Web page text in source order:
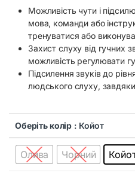
Можливість чути і
мова, команди або
тренуватися або
Захист слуху від гучних
можливість регулювати
Підсилення звуків до
людського слуху,
Оберіть колір : Койот
Олива Чорний